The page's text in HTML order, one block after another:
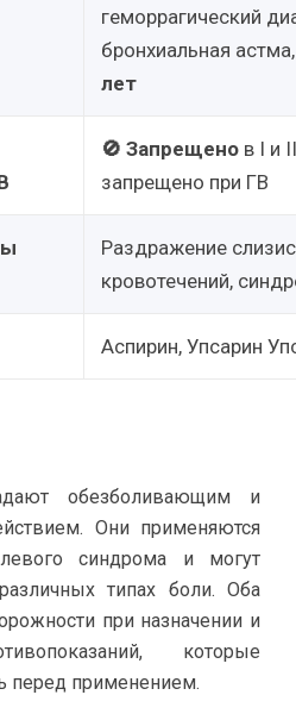
геморрагический
бронхиальная
лет
🚫 Запрещено в I и
запрещено при ГВ
Раздражение
кровотечений,
Аспирин, Упсарин
обезболивающим и
Они применяются
синдрома и могут
типах боли. Оба
при назначении и
которые
перед применением.